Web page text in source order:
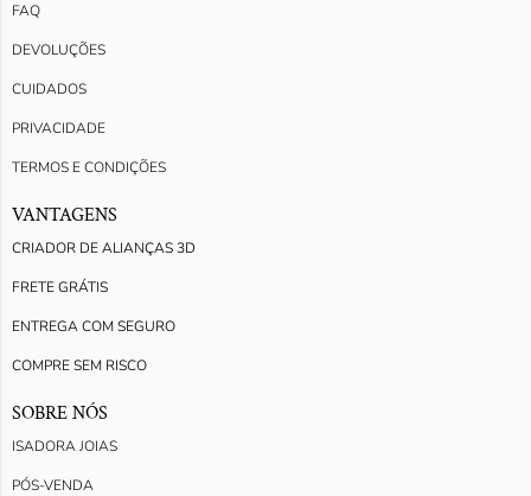
FAQ
DEVOLUÇÕES
CUIDADOS
PRIVACIDADE
TERMOS E CONDIÇÕES
VANTAGENS
CRIADOR DE ALIANÇAS 3D
FRETE GRÁTIS
ENTREGA COM SEGURO
COMPRE SEM RISCO
SOBRE NÓS
ISADORA JOIAS
PÓS-VENDA